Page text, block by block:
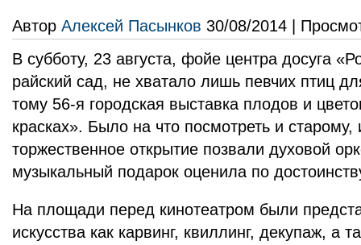
Автор Алексей Пасынков 30/08/2014 |
В субботу, 23 августа, фойе центра досуга
райский сад, не хватало лишь певчих птиц
тому 56-я городская выставка плодов и
красках». Было на что посмотреть и
торжественное открытие позвали духовой
музыкальный подарок оценила по
На площади перед кинотеатром были
искусства как карвинг, квиллинг, декупаж, а